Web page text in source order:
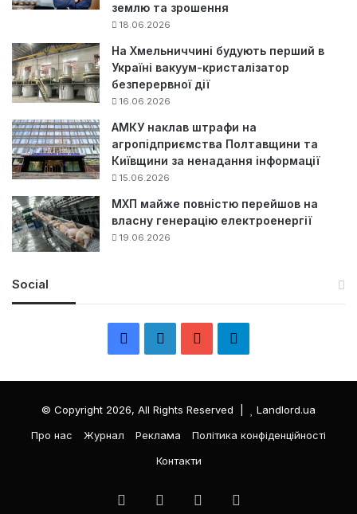
землю та зрошення
18.06.2026
На Хмельниччині будують перший в
Україні вакуум-кристалізатор
безперервної дії
16.06.2026
АМКУ наклав штрафи на
агропідприємства Полтавщини та
Київщини за ненадання інформації
15.06.2026
МХП майже повністю перейшов на
власну генерацію електроенергії
19.06.2026
Social
e
k
e
T
л
е
р
© Copyright 2026, All Rights Reserved |
Landlord.ua
Про нас
Журнал Реклама
Політика конфіденційності
Контакти
FacebookLinkedInYouTube